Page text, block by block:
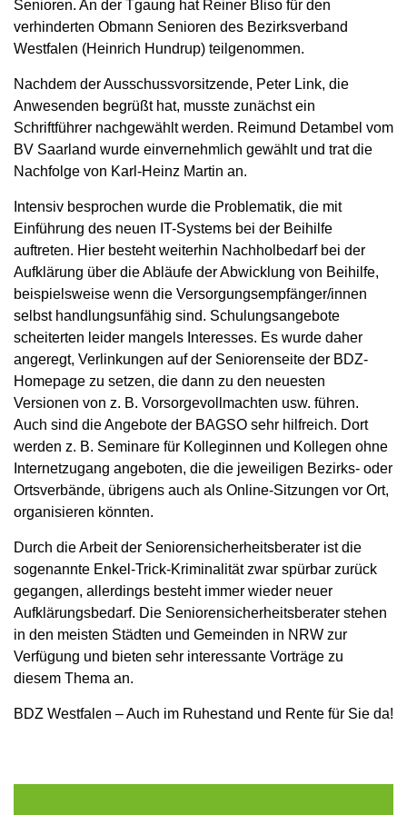
Senioren. An der Tgaung hat Reiner Bliso für den
verhinderten Obmann Senioren des Bezirksverband
Westfalen (Heinrich Hundrup) teilgenommen.
Nachdem der Ausschussvorsitzende, Peter Link, die
Anwesenden begrüßt hat, musste zunächst ein
Schriftführer nachgewählt werden. Reimund Detambel vom
BV Saarland wurde einvernehmlich gewählt und trat die
Nachfolge von Karl-Heinz Martin an.
Intensiv besprochen wurde die Problematik, die mit
Einführung des neuen IT-Systems bei der Beihilfe
auftreten. Hier besteht weiterhin Nachholbedarf bei der
Aufklärung über die Abläufe der Abwicklung von Beihilfe,
beispielsweise wenn die Versorgungsempfänger/innen
selbst handlungsunfähig sind. Schulungsangebote
scheiterten leider mangels Interesses. Es wurde daher
angeregt, Verlinkungen auf der Seniorenseite der BDZ-
Homepage zu setzen, die dann zu den neuesten
Versionen von z. B. Vorsorgevollmachten usw. führen.
Auch sind die Angebote der BAGSO sehr hilfreich. Dort
werden z. B. Seminare für Kolleginnen und Kollegen ohne
Internetzugang angeboten, die die jeweiligen Bezirks- oder
Ortsverbände, übrigens auch als Online-Sitzungen vor Ort,
organisieren könnten.
Durch die Arbeit der Seniorensicherheitsberater ist die
sogenannte Enkel-Trick-Kriminalität zwar spürbar zurück
gegangen, allerdings besteht immer wieder neuer
Aufklärungsbedarf. Die Seniorensicherheitsberater stehen
in den meisten Städten und Gemeinden in NRW zur
Verfügung und bieten sehr interessante Vorträge zu
diesem Thema an.
BDZ Westfalen – Auch im Ruhestand und Rente für Sie da!